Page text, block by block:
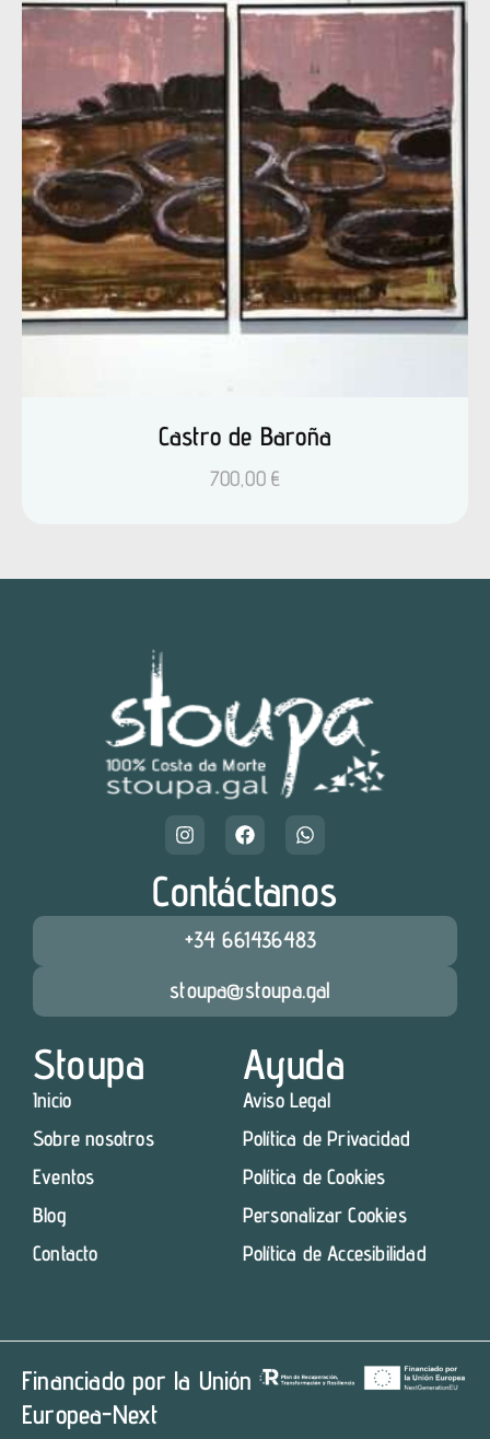
Castro de Baroña
700,00€
Stoupa
Inicio
Sobre nosotros
Eventos
Blog
Contacto
Ayuda
Aviso Legal
Política de Privacidad
Política de Cookies
Personalizar Cookies
Política de Accesibilidad
Contáctanos
+34 661436483
stoupa@stoupa.gal
Financiado por la Unión
Europea-Next